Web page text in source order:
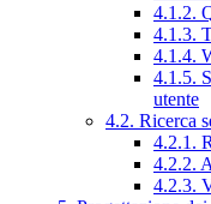
4.1.2.
4.1.3.
4.1.4.
4.1.5.
utente
4.2. Ricerca
4.2.1.
4.2.2.
4.2.3.